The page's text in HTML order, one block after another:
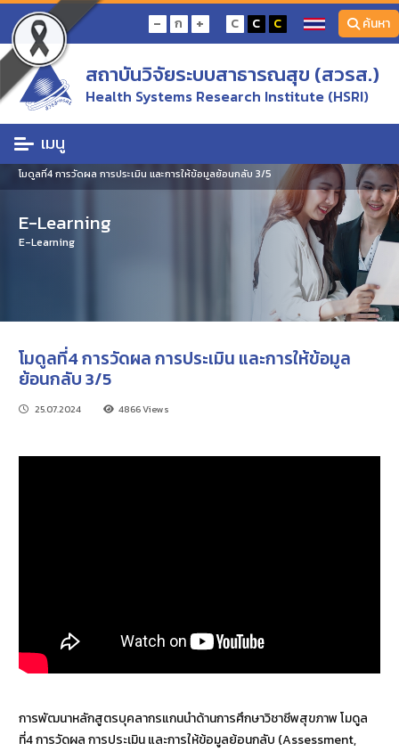
- ก + C C C ค้นหา
สถาบันวิจัยระบบสาธารณสุข (สวรส.)
Health Systems Research Institute (HSRI)
เมนู
โมดูลที่4 การวัดผล การประเมิน และการให้ข้อมูลย้อนกลับ 3/5
E-Learning
E-Learning
โมดูลที่4 การวัดผล การประเมิน และการให้ข้อมูล
ย้อนกลับ 3/5
25.07.2024 4866 Views
การพัฒนาหลักสูตรบุคลากรแกนนำด้านการศึกษาวิชาชีพสุขภาพ โมดูล
ที่4 การวัดผล การประเมิน และการให้ข้อมูลย้อนกลับ (Assessment,